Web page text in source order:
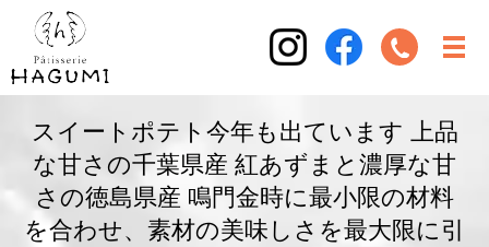
スイートポテト今年も出ています 上品
な甘さの千葉県産 紅あずまと濃厚な甘
さの徳島県産 鳴門金時に最小限の材料
を合わせ、素材の美味しさを最大限に引